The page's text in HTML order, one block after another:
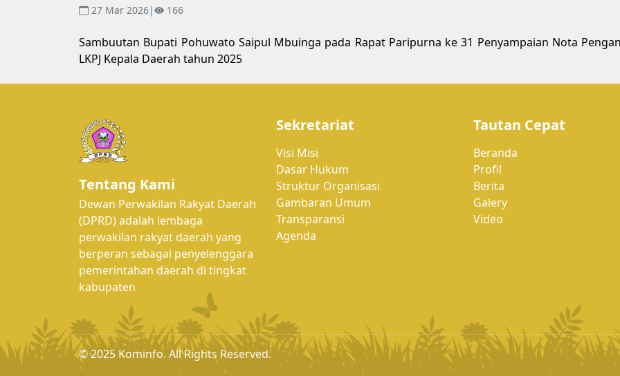
27 Mar 2026| 166
Sambuutan Bupati Pohuwato Saipul Mbuinga pada Rapat Paripurna ke 31 Penyampaian Nota
LKPJ Kepala Daerah tahun 2025
Tentang Kami
Dewan Perwakilan Rakyat Daerah
(DPRD) adalah lembaga
perwakilan rakyat daerah yang
berperan sebagai penyelenggara
pemerintahan daerah di tingkat
kabupaten
Sekretariat
Visi Misi
Dasar Hukum
Struktur Organisasi
Gambaran Umum
Transparansi
Agenda
Tautan Cepat
Beranda
Profil
Berita
Galery
Video
© 2025 Kominfo. All Rights Reserved.